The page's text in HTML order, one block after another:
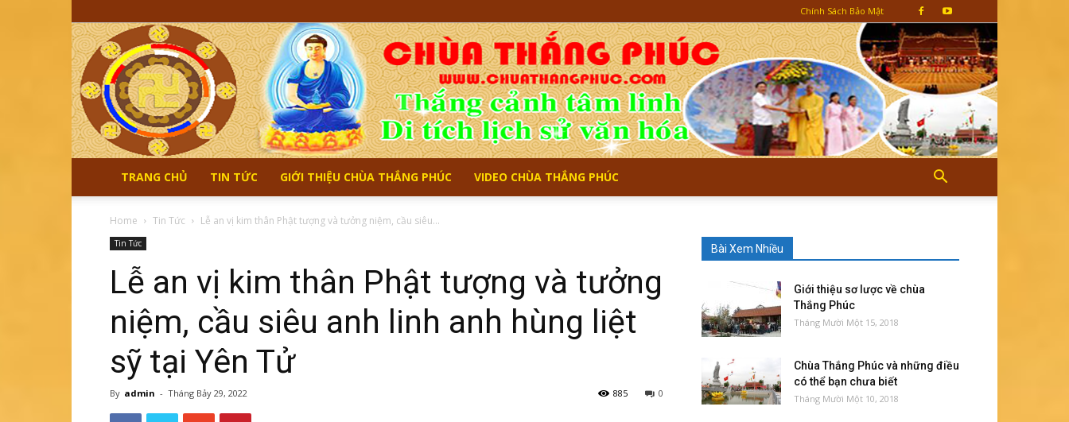
Chính Sách Bảo Mật
Thắng
TRANG CHỦ TIN TỨC GIỚI THIỆU CHÙA THẮNG PHÚC VIDEO CHÙA THẮNG PHÚC
Home Tin Tức Lễ an vị kim thân Phật tượng và tưởng niệm, cầu siêu...
Tin Tức
Lễ an vị kim thân Phật tượng và tưởng
niệm, cầu siêu anh linh anh hùng liệt
sỹ tại Yên Tử
By admin - Tháng Bảy 29, 2022 0
885
Bài Xem Nhiều
Giới thiệu sơ lược về chùa
Thắng Phúc
Tháng Mười Một 15, 2018
Chùa Thắng Phúc và những điều
có thể bạn chưa biết
Tháng Mười Một 10, 2018